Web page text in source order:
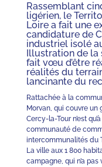
Rassemblant
ligérien, le
Loire a fait une
candidature de
industriel isolé
Illustration de la
fait vœu d’être
réalités du
lancinante du
Rattachée à la
Morvan, qui couvre un
Cercy-la-Tour n’est
communauté de
intercommunalités du
La ville aux 1 800
campagne, qui n’a